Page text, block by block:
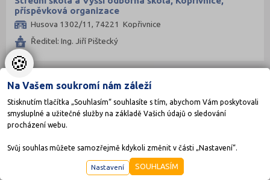
příspěvková organizace
Husova 1302/11, 74221 Kopřivnice
Ředitel: Ing. Jiří Pištecký
KRAJSKÉ
🍪
Na Vašem soukromí nám záleží
Stisknutím tlačítka „Souhlasím“ souhlasíte s tím, abychom Vám poskytovali
smysluplné a užitečné služby na základě Vašich údajů o sledování
procházení webu.
Svůj souhlas můžete samozřejmě kdykoli změnit v části „Nastavení“.
Nastavení SOUHLASÍM